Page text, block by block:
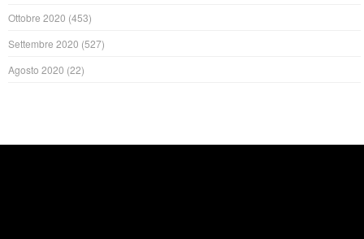
Ottobre 2020 (453)
Settembre 2020 (527)
Agosto 2020 (22)